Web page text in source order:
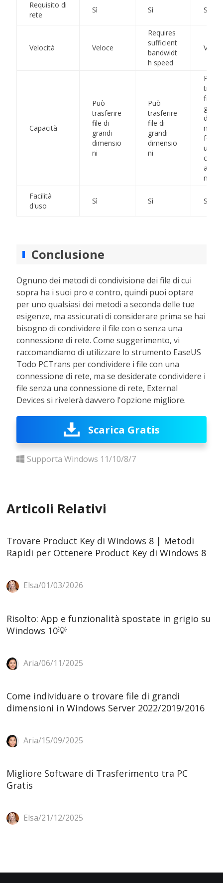
Requisito di
rete
Sì Sì Sì
Velocità Veloce
Requires
sufficient
bandwidt
h speed
Capacità
Può
trasferire
file di
grandi
dimensio
ni
Può
trasferire
file di
grandi
dimensio
ni
Può
file di
ma
una
ne
Facilità
d'uso
Sì Sì Sì
Conclusione
Ognuno dei metodi di condivisione dei file di cui
sopra ha i suoi pro e contro, quindi puoi optare
per uno qualsiasi dei metodi a seconda delle tue
esigenze, ma assicurati di considerare prima se hai
bisogno di condividere il file con o senza una
connessione di rete. Come suggerimento, vi
raccomandiamo di utilizzare lo strumento EaseUS
Todo PCTrans per condividere i file con una
connessione di rete, ma se desiderate condividere i
file senza una connessione di rete, External
Devices si rivelerà davvero l'opzione migliore.
Scarica Gratis
Supporta Windows 11/10/8/7
Articoli Relativi
Trovare Product Key di Windows 8 | Metodi
Rapidi per Ottenere Product Key di Windows 8
Elsa/01/03/2026
Risolto: App e funzionalità spostate in grigio su
Windows 10💡
Aria/06/11/2025
Come individuare o trovare file di grandi
dimensioni in Windows Server 2022/2019/2016
Aria/15/09/2025
Migliore Software di Trasferimento tra PC
Gratis
Elsa/21/12/2025